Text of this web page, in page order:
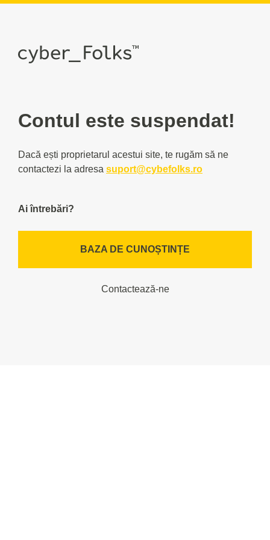
Contul este suspendat!
Dacă ești proprietarul acestui site, te rugăm să ne
contactezi la adresa suport@cybefolks.ro
Ai întrebări?
BAZA DE CUNOȘTINȚE
Contactează-ne